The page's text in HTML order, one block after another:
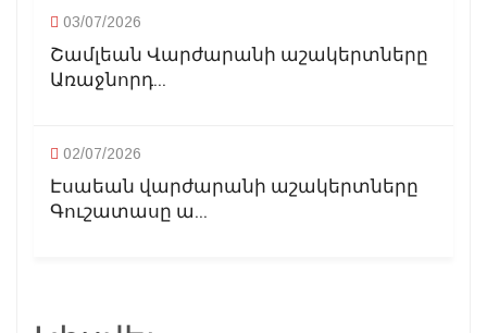
03/07/2026
Շամլեան Վարժարանի աշակերտները
Առաջնորդ...
02/07/2026
Էսաեան վարժարանի աշակերտները
Գուշատասը ա...